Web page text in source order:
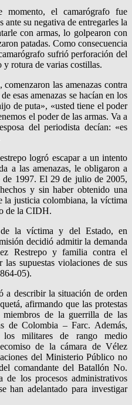
momento, el camarógrafo fue
ante su negativa de entregarles la
con armas, lo golpearon con
patadas. Como consecuencia
sufrió perforación del
rotura de varias costillas.
las amenazas contra
esas amenazas se hacían en los
de puta», «usted tiene el poder
el poder de las armas. Va a
del periodista decían: «es
logró escapar a un intento
a las amenazas, le obligaron a
1997. El 29 de julio de 2005,
y sin haber obtenido una
la justicia colombiana, la víctima
de la CIDH.
la víctima y del Estado, en
decidió admitir la demanda
Restrepo y familia contra el
supuestas violaciones de sus
05).
a describir la situación de orden
afirmando que las protestas
miembros de la guerrilla de las
de Colombia – Farc. Además,
los militares de rango medio
de la cámara de Vélez
del Ministerio Público no
comandante del Batallón No.
de los procesos administrativos
han adelantado para investigar